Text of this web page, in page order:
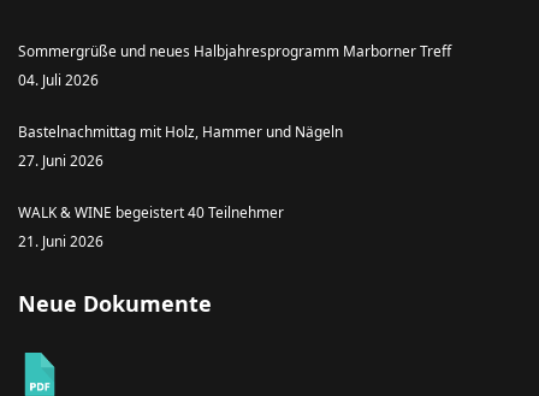
Sommergrüße und neues Halbjahresprogramm Marborner Treff
04. Juli 2026
Bastelnachmittag mit Holz, Hammer und Nägeln
27. Juni 2026
WALK & WINE begeistert 40 Teilnehmer
21. Juni 2026
Neue Dokumente